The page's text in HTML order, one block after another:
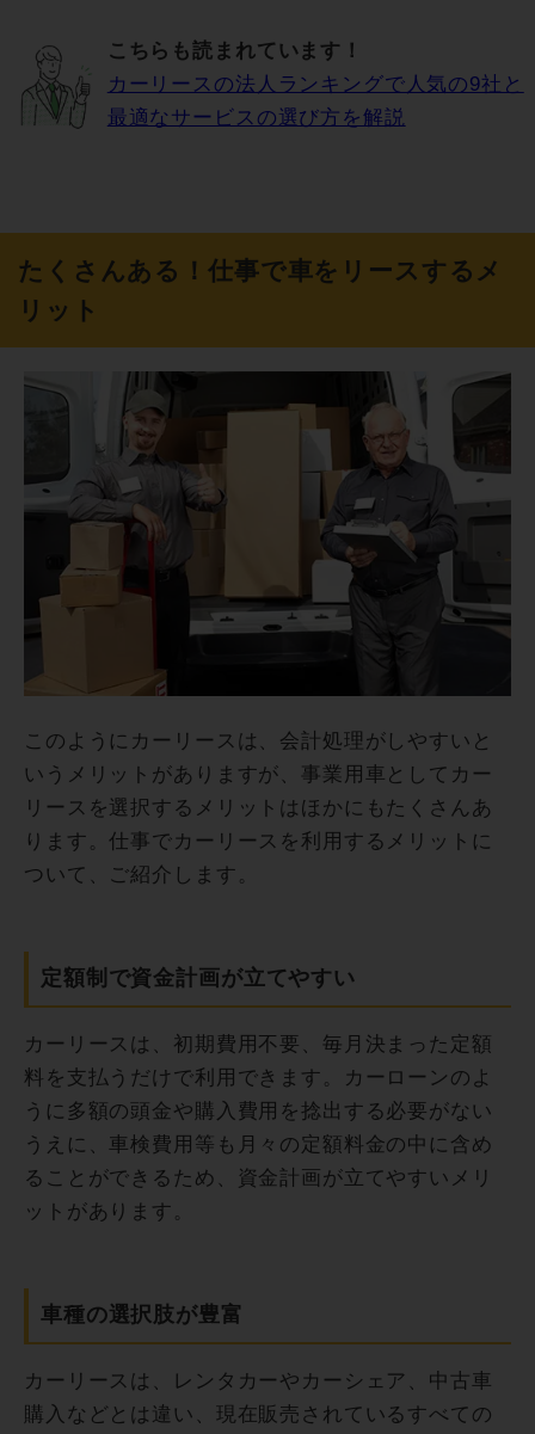
こちらも読まれています！
カーリースの法人ランキングで人気の9社と
最適なサービスの選び方を解説
たくさんある！仕事で車をリースするメ
リット
このようにカーリースは、会計処理がしやすいと
いうメリットがありますが、事業用車としてカー
リースを選択するメリットはほかにもたくさんあ
ります。仕事でカーリースを利用するメリットに
ついて、ご紹介します。
定額制で資金計画が立てやすい
カーリースは、初期費用不要、毎月決まった定額
料を支払うだけで利用できます。カーローンのよ
うに多額の頭金や購入費用を捻出する必要がない
うえに、車検費用等も月々の定額料金の中に含め
ることができるため、資金計画が立てやすいメリ
ットがあります。
車種の選択肢が豊富
カーリースは、レンタカーやカーシェア、中古車
購入などとは違い、現在販売されているすべての